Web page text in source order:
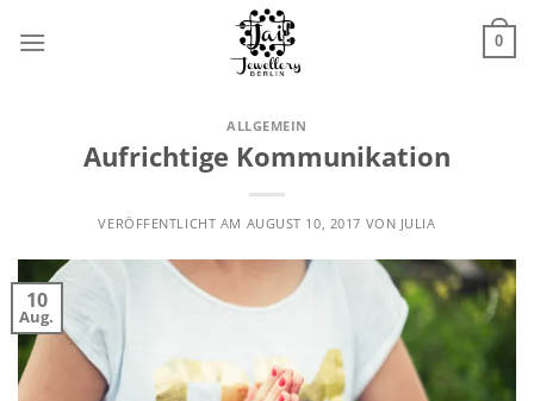
Inhalt
0
ALLGEMEIN
Aufrichtige Kommunikation
VERÖFFENTLICHT AM AUGUST 10, 2017 VON JULIA
10
Aug.